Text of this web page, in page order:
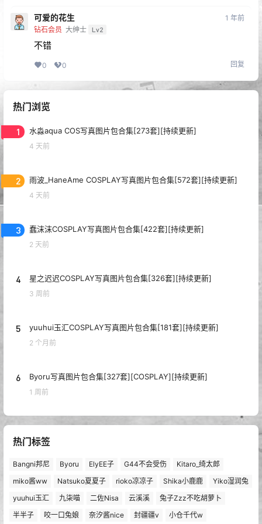
可爱的花生
钻石会员 大绅士 Lv2
1 年前
不错
0 0 回复
热门浏览
1 水淼aqua COS写真图片包合集[273套][持续更新]
4 天前
2 雨波_HaneAme COSPLAY写真图片包合集[572套][持续更新]
4 天前
3 蠢沫沫COSPLAY写真图片包合集[422套][持续更新]
2 天前
4 星之迟迟COSPLAY写真图片包合集[326套][持续更新]
3 周前
5 yuuhui玉汇COSPLAY写真图片包合集[181套][持续更新]
2 个月前
6 Byoru写真图片包合集[327套][COSPLAY][持续更新]
1 周前
热门标签
Bangni邦尼 Byoru ElyEE子 G44不会受伤
Kitaro_绮太郎
miko酱ww
Natsuko夏夏子 rioko凉凉子 Shika小鹿鹿
Yiko湿润兔
yuuhui玉汇
九柒喵 二佐Nisa 云溪溪
兔子Zzz不吃胡萝卜
半半子
咬一口兔娘 奈汐酱nice 封疆疆v 小仓千代w